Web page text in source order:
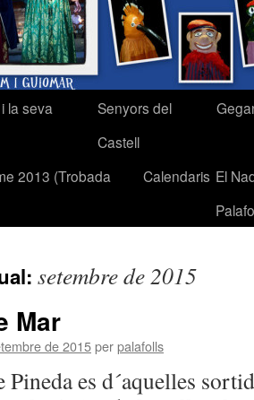
la seva
Senyors del
Castell
2013 (Trobada
Calendaris El
setembre de 2015
Mar
de 2015perpalafolls
Pineda es d´aquelles